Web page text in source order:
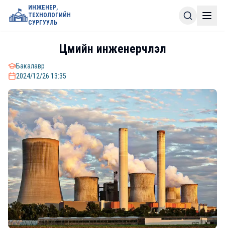
ИНЖЕНЕР,
ТЕХНОЛОГИЙН
СУРГУУЛЬ
Цөмийн инженерчлэл
Бакалавр
2024/12/26 13:35